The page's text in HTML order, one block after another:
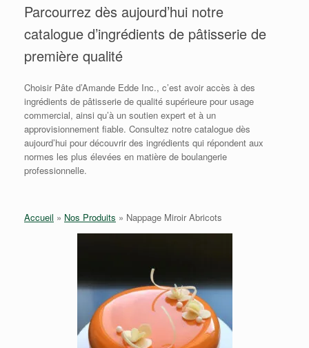
Parcourrez dès aujourd’hui notre
catalogue d’ingrédients de pâtisserie de
première qualité
Choisir Pâte d’Amande Edde Inc., c’est avoir accès à des
ingrédients de pâtisserie de qualité supérieure pour usage
commercial, ainsi qu’à un soutien expert et à un
approvisionnement fiable. Consultez notre catalogue dès
aujourd’hui pour découvrir des ingrédients qui répondent aux
normes les plus élevées en matière de boulangerie
professionnelle.
Accueil » Nos Produits » Nappage Miroir Abricots